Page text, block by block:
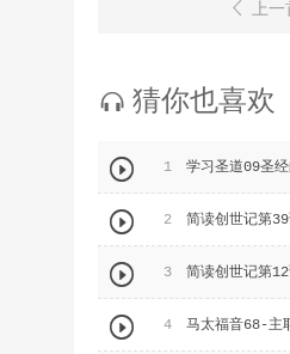
 上
 猜你也喜欢
 1 学习圣道09圣
 2 简读创世记第
 3 简读创世记第
 4 马太福音68-主